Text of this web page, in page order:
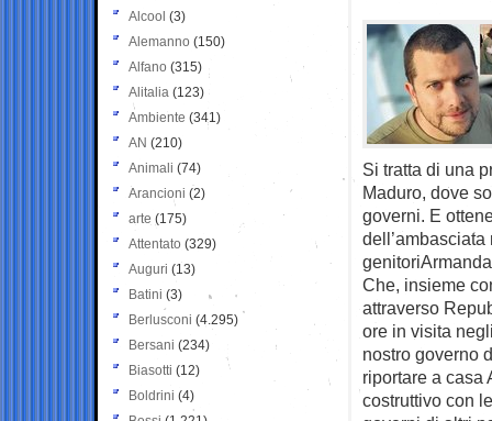
Si tratta di una
Maduro, dove
governi. E
Che, insieme
attraverso
ore in visita
nostro governo
riportare a casa
costruttivo con
Alcool (3)
Alemanno (150)
Alfano (315)
Alitalia (123)
Ambiente (341)
AN (210)
Animali (74)
Arancioni (2)
arte (175)
Attentato (329)
Auguri (13)
Batini (3)
Berlusconi (4.295)
Bersani (234)
Biasotti (12)
Boldrini (4)